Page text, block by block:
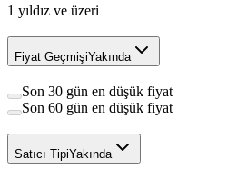
1 yıldız ve üzeri
Fiyat GeçmişiYakında
Son 30 gün en düşük fiyat
Son 60 gün en düşük fiyat
Satıcı TipiYakında